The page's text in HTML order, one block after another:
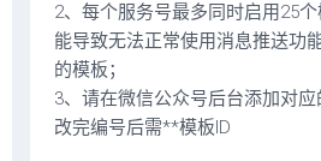
2、每个服务号最多同时启用25
能导致无法正常使用消息推送功
的模板；
3、请在微信公众号后台添加对
改完编号后需**模板ID